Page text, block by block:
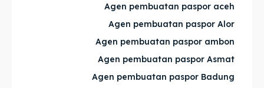
Agen pembuatan paspor aceh
Agen pembuatan paspor Alor
Agen pembuatan paspor ambon
Agen pembuatan paspor Asmat
Agen pembuatan paspor Badung